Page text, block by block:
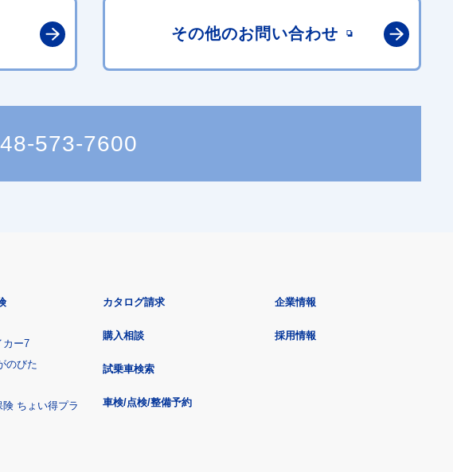
その他のお問い合わせ
573-7600
カー7
のびた
ちょい得プラ
カタログ請求
購入相談
試乗車検索
車検/点検/整備予約
企業情報
採用情報